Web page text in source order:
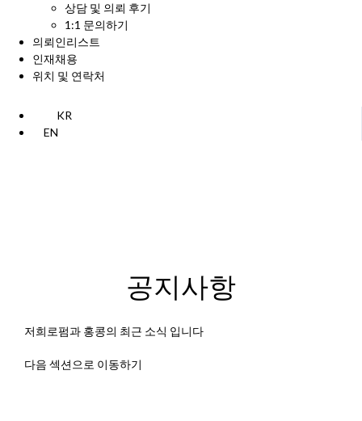
상담 및 의뢰 후기
1:1 문의하기
의뢰인리스트
인재채용
위치 및 연락처
KR
EN
공지사항
저희로펌과 홍콩의 최근 소식 입니다
다음 섹션으로 이동하기